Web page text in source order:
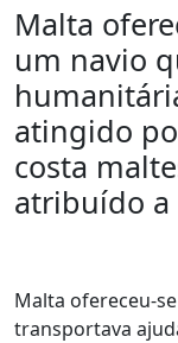
Malta
um navio
atingido
costa
atribuído a
Malta ofereceu-
transportava